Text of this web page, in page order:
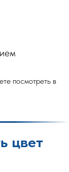
посмотреть в
цвет